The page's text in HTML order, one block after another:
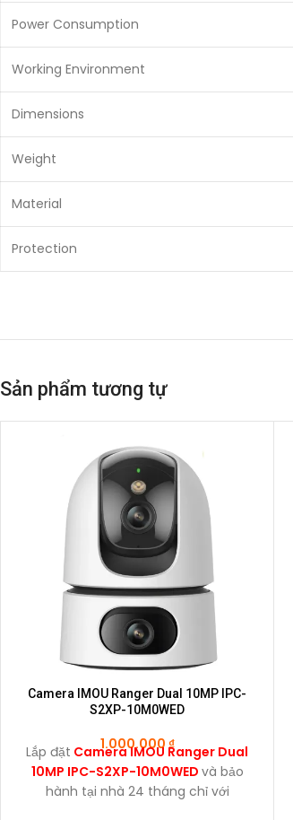
Power Consumption
Working Environment
Dimensions
Weight
Material
Protection
Sản phẩm tương tự
Camera IMOU Ranger Dual 10MP IPC-
S2XP-10M0WED
1.000.000 ₫
Lắp đặt Camera IMOU Ranger Dual
10MP IPC-S2XP-10M0WED và bảo
hành tại nhà 24 tháng chỉ với